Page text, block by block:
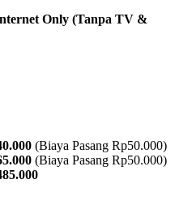
Only (Tanpa TV &
(Biaya Pasang Rp50.000)
(Biaya Pasang Rp50.000)